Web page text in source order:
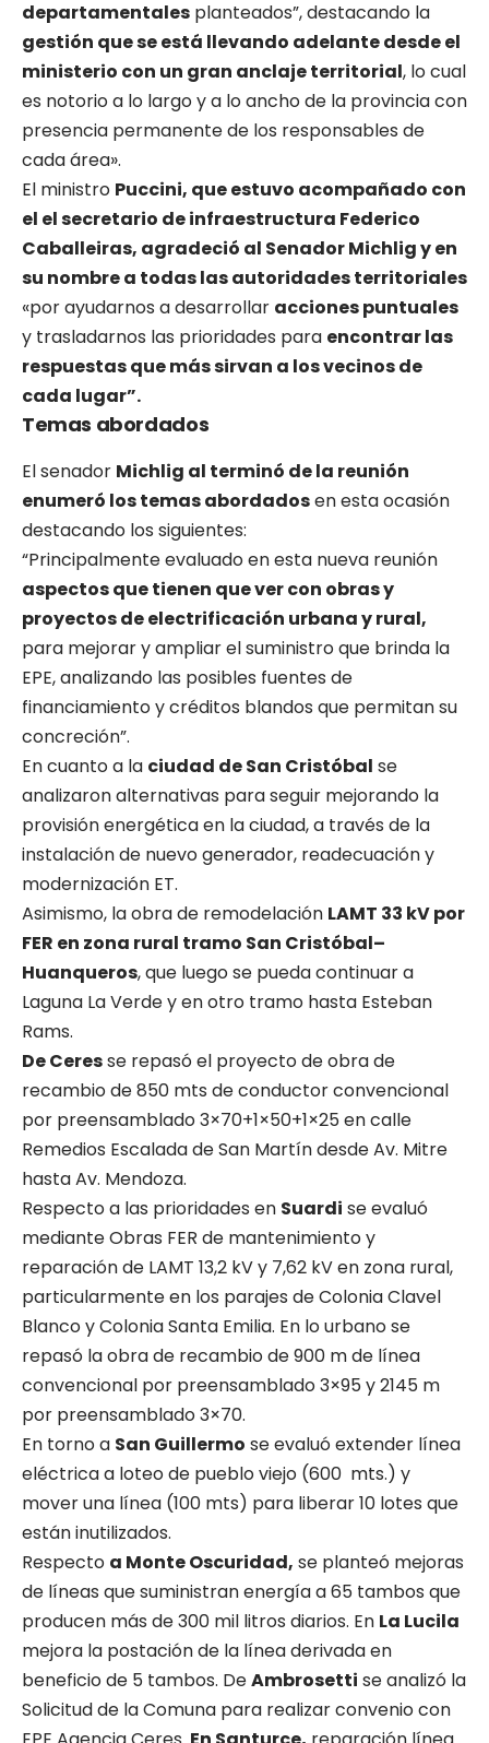
departamentales planteados”, destacando la
gestión que se está llevando adelante desde el
ministerio con un gran anclaje territorial, lo cual
es notorio a lo largo y a lo ancho de la provincia con
presencia permanente de los responsables de
cada área».
El ministro Puccini, que estuvo acompañado con
el el secretario de infraestructura Federico
Caballeiras, agradeció al Senador Michlig y en
su nombre a todas las autoridades territoriales
«por ayudarnos a desarrollar acciones puntuales
y trasladarnos las prioridades para encontrar las
respuestas que más sirvan a los vecinos de
cada lugar”.
Temas abordados
El senador Michlig al terminó de la reunión
enumeró los temas abordadosen esta ocasión
destacando los siguientes:
“Principalmente evaluado en esta nueva reunión
aspectos que tienen que ver con obras y
proyectos de electrificación urbana y rural,
para mejorar y ampliar el suministro que brinda la
EPE, analizando las posibles fuentes de
financiamiento y créditos blandos que permitan su
concreción”.
En cuanto a la ciudad de San Cristóbal se
analizaron alternativas para seguir mejorando la
provisión energética en la ciudad, a través de la
instalación de nuevo generador, readecuación y
modernización ET.
Asimismo, la obra de remodelación LAMT 33 kV por
FER en zona rural tramo San Cristóbal–
Huanqueros, que luego se pueda continuar a
Laguna La Verde y en otro tramo hasta Esteban
Rams.
De Ceresse repasó el proyecto de obra de
recambio de 850 mts de conductor convencional
por preensamblado 3×70+1×50+1×25 en calle
Remedios Escalada de San Martín desde Av. Mitre
hasta Av. Mendoza.
Respecto a las prioridades en Suardi se evaluó
mediante Obras FER de mantenimiento y
reparación de LAMT 13,2 kV y 7,62 kV en zona rural,
particularmente en los parajes de Colonia Clavel
Blanco y Colonia Santa Emilia. En lo urbano se
repasó la obra de recambio de 900 m de línea
convencional por preensamblado 3×95 y 2145 m
por preensamblado 3×70.
En torno a San Guillermo se evaluó extender línea
eléctrica a loteo de pueblo viejo (600 mts.) y
mover una línea (100 mts) para liberar 10 lotes que
están inutilizados.
Respecto a Monte Oscuridad, se planteó mejoras
de líneas que suministran energía a 65 tambos que
producen más de 300 mil litros diarios. En La Lucila
mejora la postación de la línea derivada en
beneficio de 5 tambos. DeAmbrosetti se analizó la
Solicitud de la Comuna para realizar convenio con